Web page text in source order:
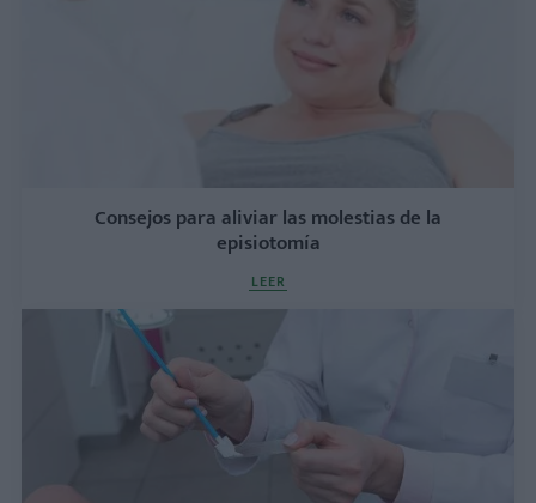
Consejos para aliviar las molestias de la
episiotomía
LEER